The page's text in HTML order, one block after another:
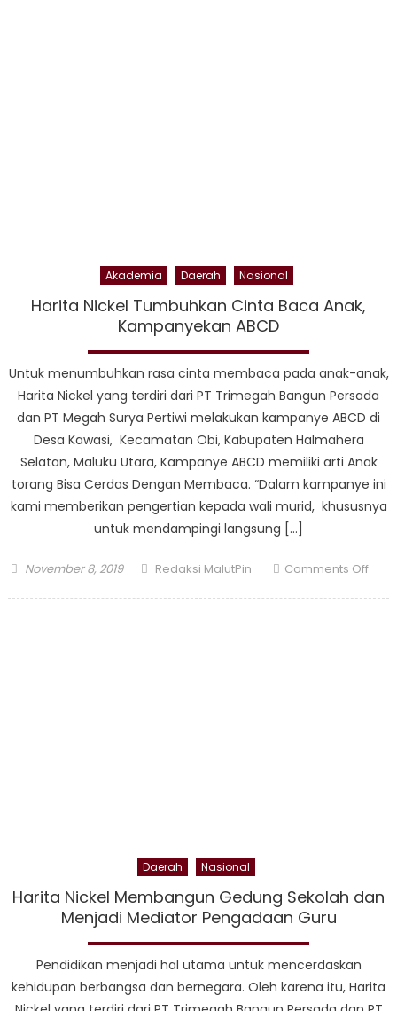
Akademia Daerah Nasional
Harita Nickel Tumbuhkan Cinta Baca Anak,
Kampanyekan ABCD
Untuk menumbuhkan rasa cinta membaca pada anak-anak,
Harita Nickel yang terdiri dari PT Trimegah Bangun Persada
dan PT Megah Surya Pertiwi melakukan kampanye ABCD di
Desa Kawasi, Kecamatan Obi, Kabupaten Halmahera
Selatan, Maluku Utara, Kampanye ABCD memiliki arti Anak
torang Bisa Cerdas Dengan Membaca. “Dalam kampanye ini
kami memberikan pengertian kepada wali murid, khususnya
untuk mendampingi langsung […]
Posted
November 8, 2019 Author
Redaksi MalutPin Comments Offon
Daerah Nasional
Harita Nickel Membangun Gedung Sekolah dan
Menjadi Mediator Pengadaan Guru
Pendidikan menjadi hal utama untuk mencerdaskan
kehidupan berbangsa dan bernegara. Oleh karena itu, Harita